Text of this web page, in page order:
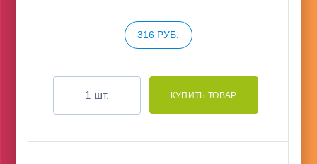
316 РУБ.
шт.